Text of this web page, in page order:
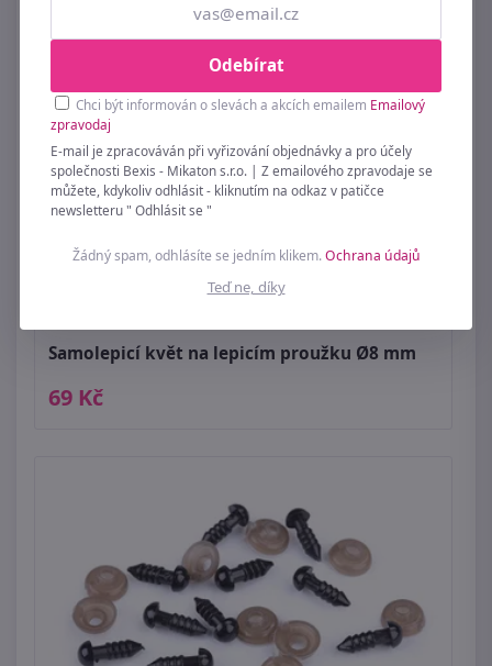
Samolepicí květ na lepicím proužku Ø8 mm
69 Kč
Odebírat
Chci být informován o slevách a akcích emailem Emailový
zpravodaj
E-mail je zpracováván při vyřizování objednávky a pro účely
společnosti Bexis - Mikaton s.r.o. | Z emailového zpravodaje se
můžete, kdykoliv odhlásit - kliknutím na odkaz v patičce
newsletteru " Odhlásit se "
Žádný spam, odhlásíte se jedním klikem.Ochrana údajů
Teď ne, díky